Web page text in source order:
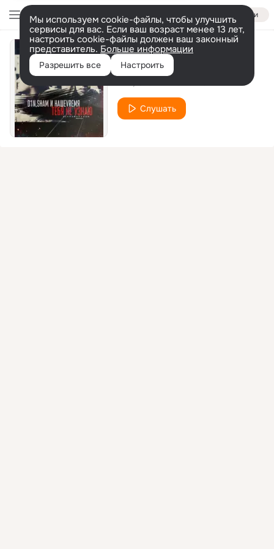
Войти
Мы используем cookie-файлы, чтобы улучшить
сервисы для вас. Если ваш возраст менее 13 лет,
настроить cookie-файлы должен ваш законный
представитель. Больше информации
Разрешить все Настроить
Зачем
Слушать